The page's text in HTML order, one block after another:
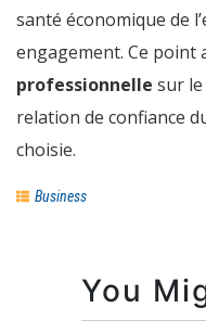
santé économique de
engagement. Ce point
professionnelle sur
relation de confiance
choisie.
Business
You